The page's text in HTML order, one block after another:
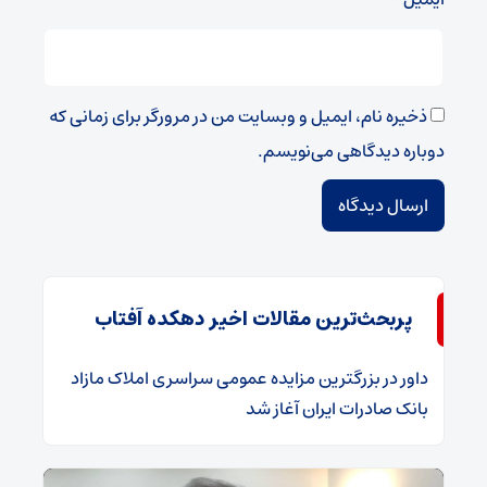
ذخیره نام، ایمیل و وبسایت من در مرورگر برای زمانی که
دوباره دیدگاهی می‌نویسم.
پربحث‌ترین مقالات اخیر دهکده آفتاب
داوردر​بزرگترین مزایده عمومی سراسری املاک مازاد
بانک صادرات ایران آغاز شد